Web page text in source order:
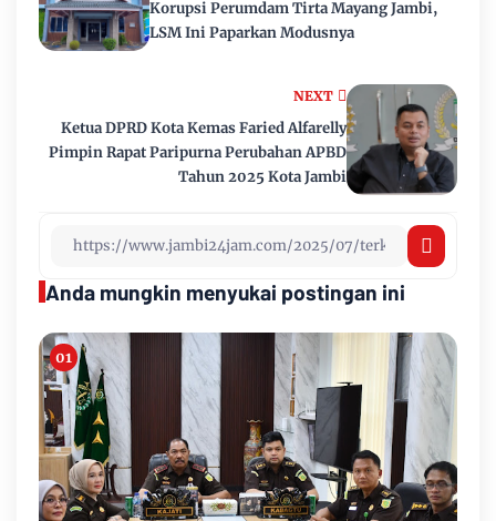
NEXT
Ketua DPRD Kota Kemas Faried Alfarelly
Pimpin Rapat Paripurna Perubahan APBD
Tahun 2025 Kota Jambi
Korupsi Perumdam Tirta Mayang Jambi,
LSM Ini Paparkan Modusnya
Anda mungkin menyukai postingan ini